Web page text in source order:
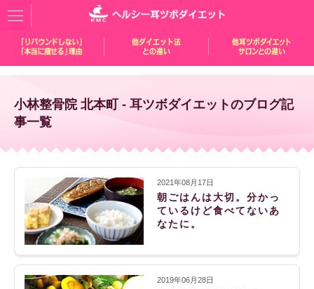
小林整骨院 北本町 - 耳ツボダイエットのブログ記
事一覧
2021年08月17日
朝ごはんは大切。分かっ
ているけど食べてないあ
なたに。
2019年06月28日